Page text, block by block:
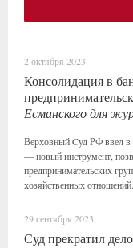
2 октября 2023
Консолидация в
Есманского для
Верховный Cуд РФ ввел в
— новый инструмент,
предпринимательских
хозяйственных отношений.
29 сентября 2023
Суд прекратил